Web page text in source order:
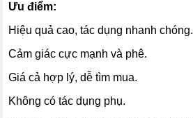
Ưu điểm:
Hiệu quả cao, tác dụng nhanh chóng.
Cảm giác cực mạnh và phê.
Giá cả hợp lý, dễ tìm mua.
Không có tác dụng phụ.